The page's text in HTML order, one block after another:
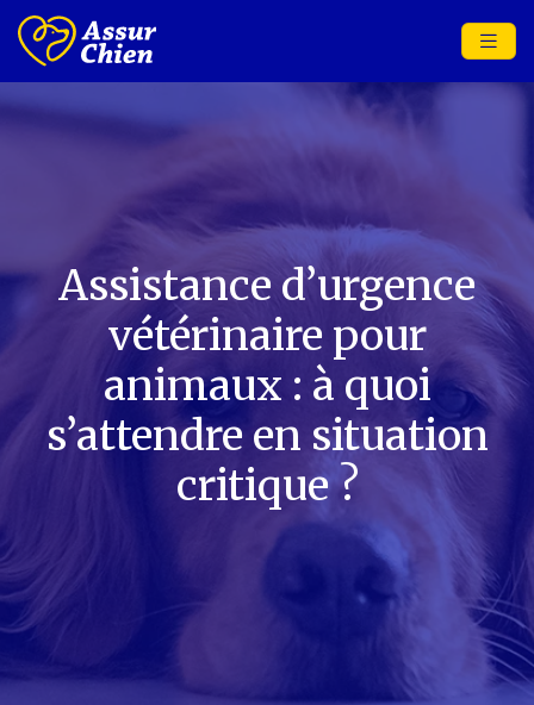
Assistance d’urgence
vétérinaire pour
animaux : à quoi
s’attendre en situation
critique ?